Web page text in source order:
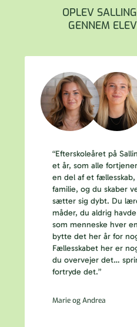
OPLEV
GENNEM
“Efterskoleåret på
et år, som alle
en del af et
familie, og du skaber
sætter sig dybt. Du
måder, du aldrig
som menneske hver
bytte det her år for
Fællesskabet her er
du overvejer det…
fortryde det.”
Marie og Andrea